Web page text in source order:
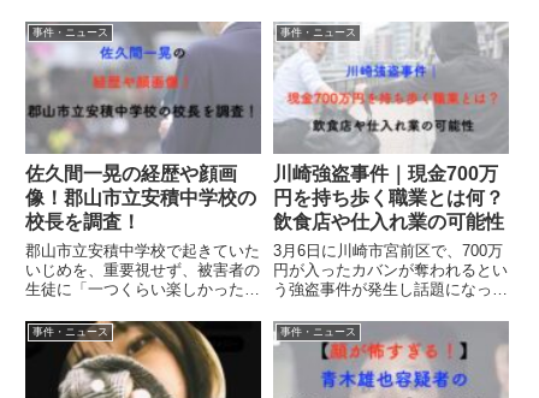
顔画像を公開すべき！実名報道す
べき！勤務先小学校を公表すべ
き！と、コメント欄では森山勇二
容疑者について、詳細な情報を求
め...
ていた？嫁や子供はいないの？と
言う部分について、調査していき
ます。中元健介容疑者NHKのチ
ーフディレクターが逮捕！事...
事件・ニュース
佐久間一晃の経歴や顔画
像！郡山市立安積中学校の
校長を調査！
郡山市立安積中学校で起きていた
いじめを、重要視せず、被害者の
生徒に「一つくらい楽しかったこ
作文の書き換えを命じた、郡山市
立安積中学校の校長に着目が集ま
っています。郡山市立安積中学校
の校長は、佐久間一晃さんとい
事件・ニュース
川崎強盗事件｜現金700万
円を持ち歩く職業とは何？
飲食店や仕入れ業の可能性
3月6日に川崎市宮前区で、700万
円が入ったカバンが奪われるとい
う強盗事件が発生し話題になって
歩く仕事・職業って何？と、強盗
事件の被害者の職業について、疑
問が起こっているようです。大金
の現金を持ち歩かないと...
事件・ニュース 事件・ニュース